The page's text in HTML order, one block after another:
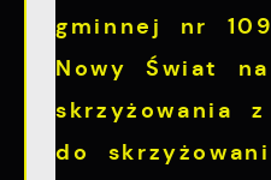
gminnej nr
Nowy Świat
skrzyżowania
do